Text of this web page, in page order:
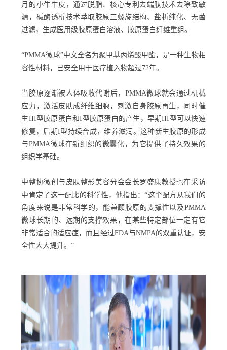
月的小牛牛皮，通过脱脂、核心专利去端肽技术去除致敏
源，碱酶透析技术萃取胶原三螺旋结构、盐析纯化、无菌
过滤，生成医用级胶原蛋白溶液、胶原蛋白纤维重组。
“PMMA微球”中文全名为聚甲基丙烯酸甲酯，是一种生物相
容性材料，已安全用于医疗植入物超过72年。
当胶原逐渐被人体吸收代谢后，PMMA微球就会通过机械
应力，激活皮肤成纤维细胞，刺激自身胶原再生，同时催
生III型胶原蛋白和I型胶原蛋白的产生，早期III型可以快速
修复，后期I型持续合成，维养滋润。这种新生胶原的形成
与PMMA微球在新组织的微囊化，为它提供了持久效果的
组织学基础。
中整协微创与皮肤整形美容分会会长罗盛康教授也在采访
中肯定了这一配比的科学性，他指出：“这个配方从我们的
角度来说是非常科学的，能兼顾胶原的支撑性以及PMMA
微球长期的、远期的支撑效果，在某些特定部位一定有它
非常适合的适应症，而且经过FDA与NMPA的双重认证，安
全性大大提升。”